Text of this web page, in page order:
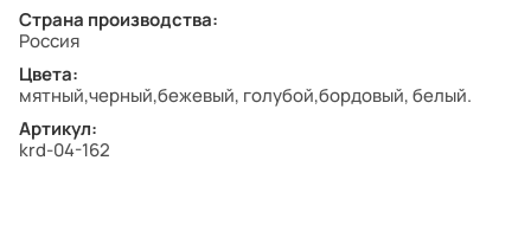
Страна производства:
Россия
Цвета:
мятный,черный,бежевый, голубой,бордовый, белый.
Артикул:
krd-04-162